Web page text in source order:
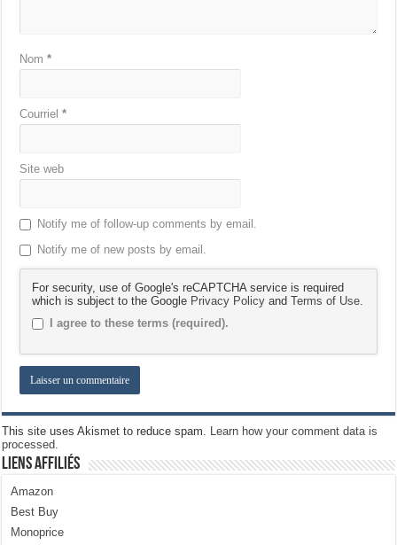
Nom*
Courriel*
Site web
Notify me of follow-up comments by email.
Notify me of new posts by email.
For security, use of Google's reCAPTCHA service is required
which is subject to the Google Privacy Policy andTerms of Use.
I agree to these terms (required).
This site uses Akismet to reduce spam. Learn how your comment data is
processed.
Liens Affiliés
Amazon
Best Buy
Monoprice